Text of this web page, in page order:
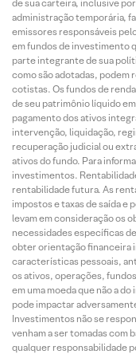
de sua carteira, inclusive
administração temporária,
emissores responsáveis
em fundos de investimento
parte integrante de sua
como são adotadas, podem
cotistas. Os fundos de
de seu patrimônio líquido
pagamento dos ativos
intervenção, liquidação,
recuperação judicial ou
ativos do fundo. Para
investimentos.
rentabilidade futura. As
impostos e taxas de saída e
levam em consideração os
necessidades específicas
obter orientação financeira
características pessoais,
os ativos, operações,
em uma moeda que não a
pode impactar
Investimentos não se
venham a ser tomadas com
qualquer responsabilidade